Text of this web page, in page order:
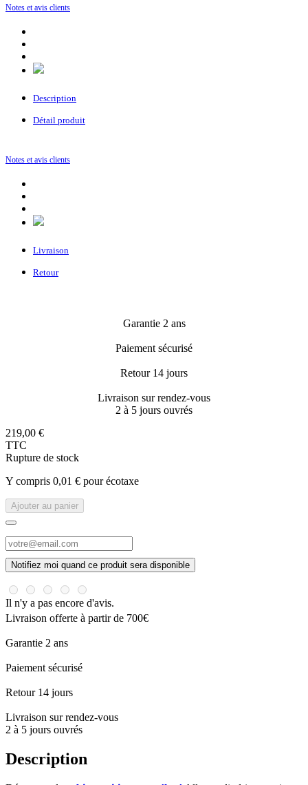
Notes et avis clients
Description
Détail produit
Notes et avis clients
Livraison
Retour
Garantie 2 ans
Paiement sécurisé
Retour 14 jours
Livraison sur rendez-vous
2 à 5 jours ouvrés
219,00 €
TTC
Rupture de stock
Y compris 0,01 € pour écotaxe
Ajouter au panier
Notifiez moi quand ce produit sera disponible
Il n'y a pas encore d'avis.
Livraison offerte à partir de 700€
Garantie 2 ans
Paiement sécurisé
Retour 14 jours
Livraison sur rendez-vous
2 à 5 jours ouvrés
Description